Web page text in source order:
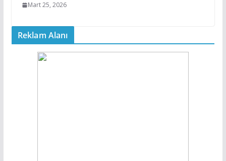
Mart 25, 2026
Reklam Alanı